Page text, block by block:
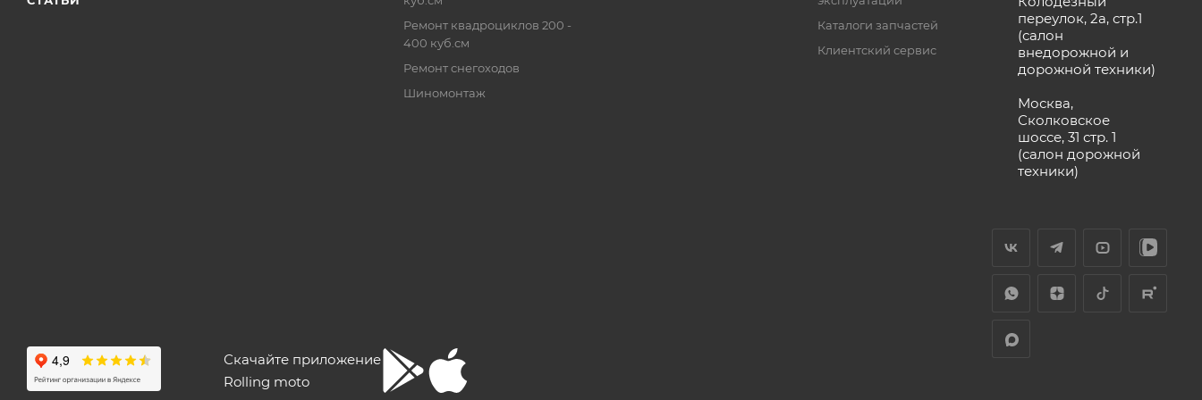
Ремонт квадроциклов 200 -
400 куб.см
Ремонт снегоходов
Шиномонтаж
Каталоги запчастей
Клиентский сервис
переулок, 2а, стр.1
(салон
внедорожной и
дорожной техники)
Москва,
Сколковское
шоссе, 31 стр. 1
(салон дорожной
техники)
Скачайте приложение
Rolling moto